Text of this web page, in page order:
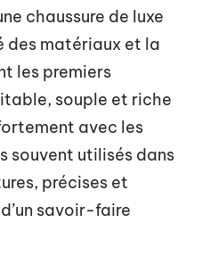
chaussure de luxe
des matériaux et la
les premiers
souple et riche
avec les
souvent utilisés dans
précises et
savoir-faire